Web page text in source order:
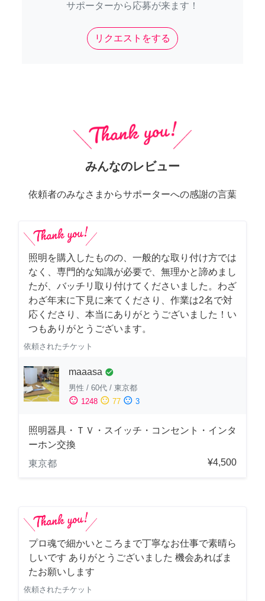
サポーターから応募が来ます！
リクエストをする
みんなのレビュー
依頼者のみなさまからサポーターへの感謝の言葉
照明を購入したものの、一般的な取り付け方では
なく、専門的な知識が必要で、無理かと諦めまし
たが、バッチリ取り付けてくださいました。わざ
わざ年末に下見に来てくださり、作業は2名で対
応くださり、本当にありがとうございました！い
つもありがとうございます。
依頼されたチケット
maaasa check_circle
男性 / 60代 / 東京都
sentiment_satisfied 1248 sentiment_neutral 77 sentiment_dissatisfied 3
照明器具・ＴＶ・スイッチ・コンセント・インタ
ーホン交換
東京都
¥4,500
プロ魂で細かいところまで丁寧なお仕事で素晴ら
しいです ありがとうございました 機会あればま
たお願いします
依頼されたチケット